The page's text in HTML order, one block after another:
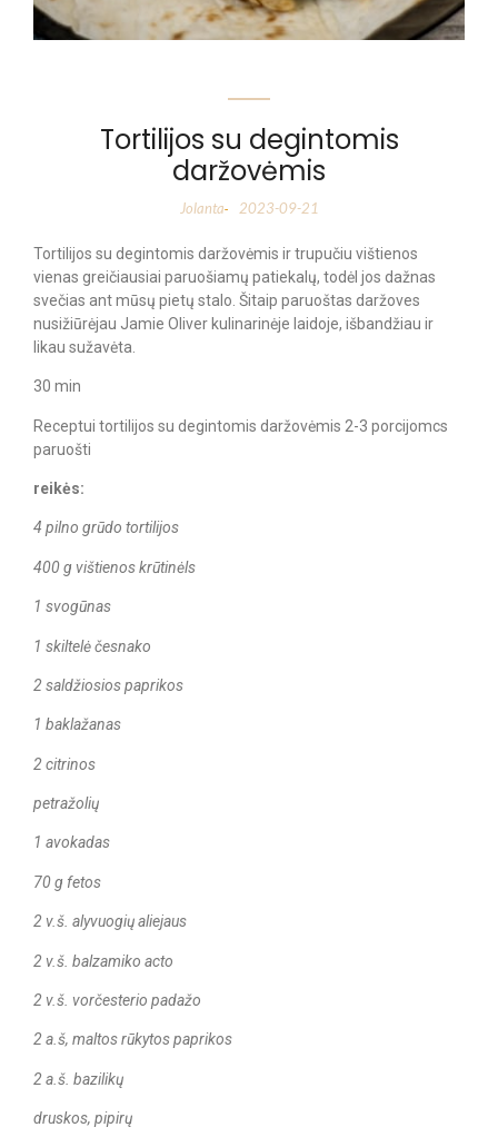
Tortilijos su degintomis
daržovėmis
Jolanta- 2023-09-21
Tortilijos su degintomis daržovėmis ir trupučiu vištienos
vienas greičiausiai paruošiamų patiekalų, todėl jos dažnas
svečias ant mūsų pietų stalo. Šitaip paruoštas daržoves
nusižiūrėjau Jamie Oliver kulinarinėje laidoje, išbandžiau ir
likau sužavėta.
30 min
Receptui tortilijos su degintomis daržovėmis 2-3 porcijomcs
paruošti
reikės:
4 pilno grūdo tortilijos
400 g vištienos krūtinėls
1 svogūnas
1 skiltelė česnako
2 saldžiosios paprikos
1 baklažanas
2 citrinos
petražolių
1 avokadas
70 g fetos
2 v.š. alyvuogių aliejaus
2 v.š. balzamiko acto
2 v.š. vorčesterio padažo
2 a.š, maltos rūkytos paprikos
2 a.š. bazilikų
druskos, pipirų